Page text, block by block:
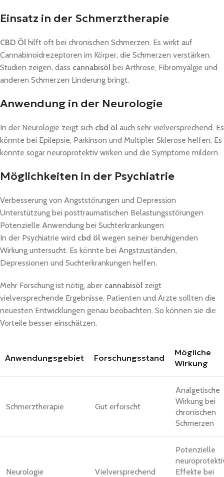
Einsatz in der Schmerztherapie
CBD Öl hilft oft bei chronischen Schmerzen. Es wirkt auf
Cannabinoidrezeptoren im Körper, die Schmerzen verstärken.
Studien zeigen, dass cannabisöl bei Arthrose, Fibromyalgie und
anderen Schmerzen Linderung bringt.
Anwendung in der Neurologie
In der Neurologie zeigt sich cbd öl auch sehr vielversprechend. Es
könnte bei Epilepsie, Parkinson und Multipler Sklerose helfen. Es
könnte sogar neuroprotektiv wirken und die Symptome mildern.
Möglichkeiten in der Psychiatrie
Verbesserung von Angststörungen und Depression
Unterstützung bei posttraumatischen Belastungsstörungen
Potenzielle Anwendung bei Suchterkrankungen
In der Psychiatrie wird cbd öl wegen seiner beruhigenden
Wirkung untersucht. Es könnte bei Angstzuständen,
Depressionen und Suchterkrankungen helfen.
Mehr Forschung ist nötig, aber cannabisöl zeigt
vielversprechende Ergebnisse. Patienten und Ärzte sollten die
neuesten Entwicklungen genau beobachten. So können sie die
Vorteile besser einschätzen.
Anwendungsgebiet Forschungsstand
Mögliche
Wirkung
Schmerztherapie Gut erforscht
Analgetische
Wirkung bei
chronischen
Schmerzen
Neurologie Vielversprechend
Potenzielle
Effekte bei